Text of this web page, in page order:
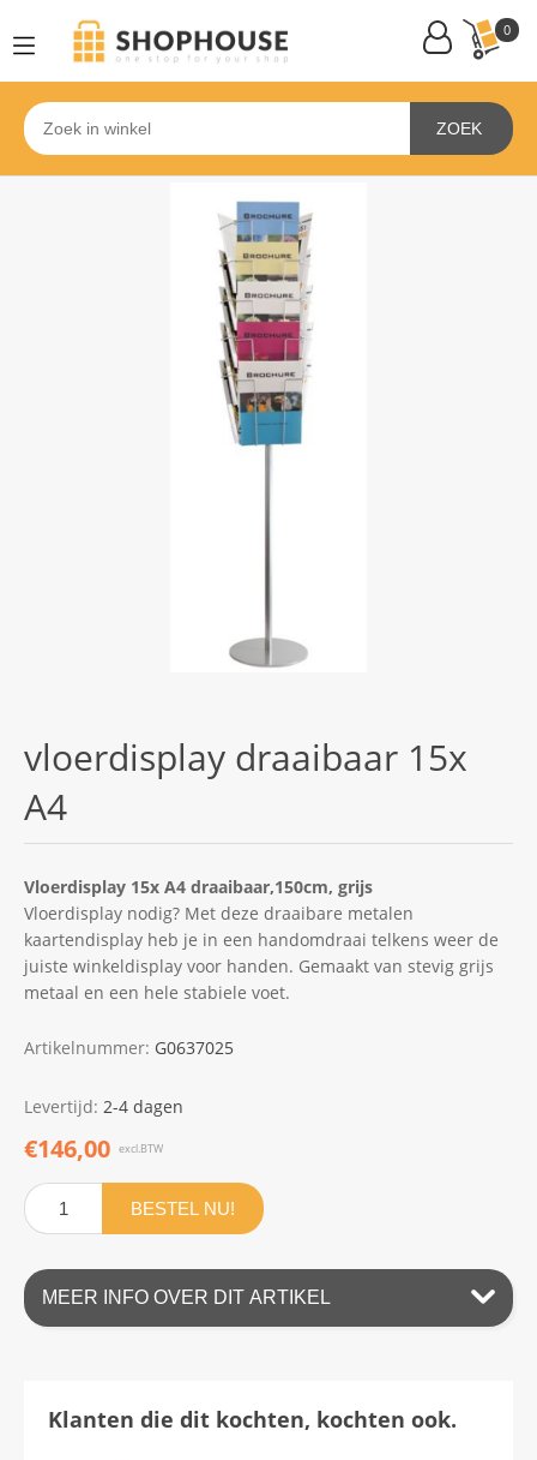
0
ZOEK
vloerdisplay draaibaar 15x
A4
Vloerdisplay 15x A4 draaibaar,150cm, grijs
Vloerdisplay nodig? Met deze draaibare metalen
kaartendisplay heb je in een handomdraai telkens weer de
juiste winkeldisplay voor handen. Gemaakt van stevig grijs
metaal en een hele stabiele voet.
Artikelnummer: G0637025
Levertijd: 2-4 dagen
€146,00 excl.BTW
BESTEL NU!
MEER INFO OVER DIT ARTIKEL
Klanten die dit kochten, kochten ook.